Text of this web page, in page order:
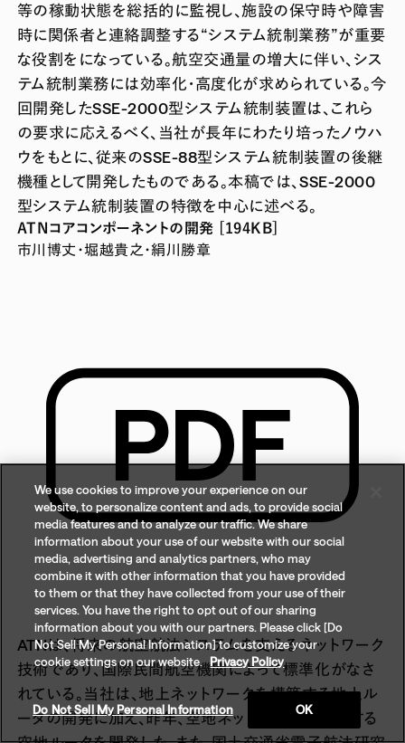
等の稼動状態を総括的に監視し、施設の保守時や障害
時に関係者と連絡調整する“システム統制業務”が重要
な役割をになっている。航空交通量の増大に伴い、シス
テム統制業務には効率化・高度化が求められている。今
回開発したSSE-2000型システム統制装置は、これら
の要求に応えるべく、当社が長年にわたり培ったノウハ
ウをもとに、従来のSSE-88型システム統制装置の後継
機種として開発したものである。本稿では、SSE-2000
型システム統制装置の特徴を中心に述べる。
ATNコアコンポーネントの開発 [194KB]
市川博丈・堀越貴之・絹川勝章
ATNは、将来の航空航法システムを支えるネットワーク
技術であり、国際民間航空機関によって標準化がなさ
れている。当社は、地上ネットワークを構築する地上ル
ータの開発に加え、昨年、空地ネットワークを構築する
We use cookies to improve your experience on our
website, to personalize content and ads, to provide social
media features and to analyze our traffic. We share
information about your use of our website with our social
media, advertising and analytics partners, who may
combine it with other information that you have provided
to them or that they have collected from your use of their
services. You have the right to opt out of our sharing
information about you with our partners. Please click [Do
Not Sell My Personal Information] to customize your
cookie settings on our website. Privacy Policy
Do Not Sell My Personal Information OK